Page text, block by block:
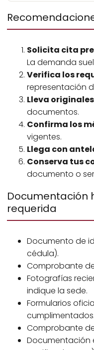
Solicita cita
La demanda
Verifica los
representación
Lleva
documentos.
Confirma los
vigentes.
Llega con
Conserva tus
documento o
Documentación
requerida
Documento de
cédula).
Comprobante
Fotografías
indique la sede.
Formularios
cumplimentados.
Comprobante
Documentación